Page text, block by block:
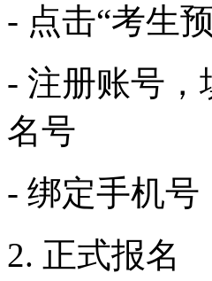
- 点击“考生
- 注册账号
名号
- 绑定手机
2. 正式报名